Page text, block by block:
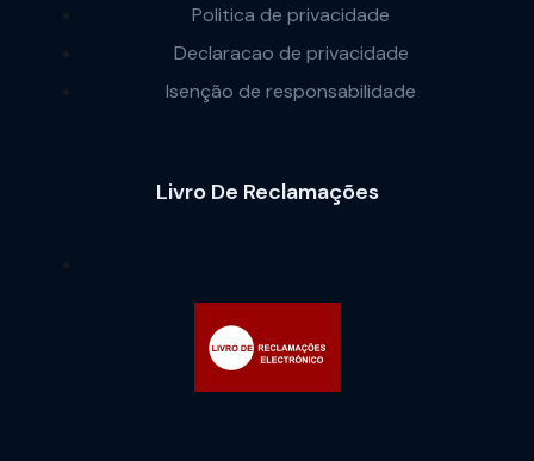
Politica de privacidade
Declaracao de privacidade
Isenção de responsabilidade
Livro De Reclamações